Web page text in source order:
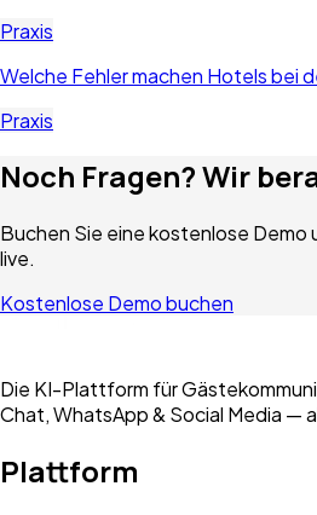
Praxis
Welche Fehler machen Hotels bei
Praxis
Noch Fragen? Wir
Buchen Sie eine kostenlose Demo
live.
Kostenlose Demo buchen
Die KI-Plattform für
Chat, WhatsApp & Social Media —
Plattform